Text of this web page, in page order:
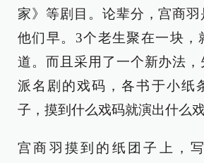
家》等剧目。论辈分，宫商
他们早。3个老生聚在一块，
道。而且采用了一个新办法
派名剧的戏码，各书于小纸
子，摸到什么戏码就演出什么戏
宫商羽摸到的纸团子上，